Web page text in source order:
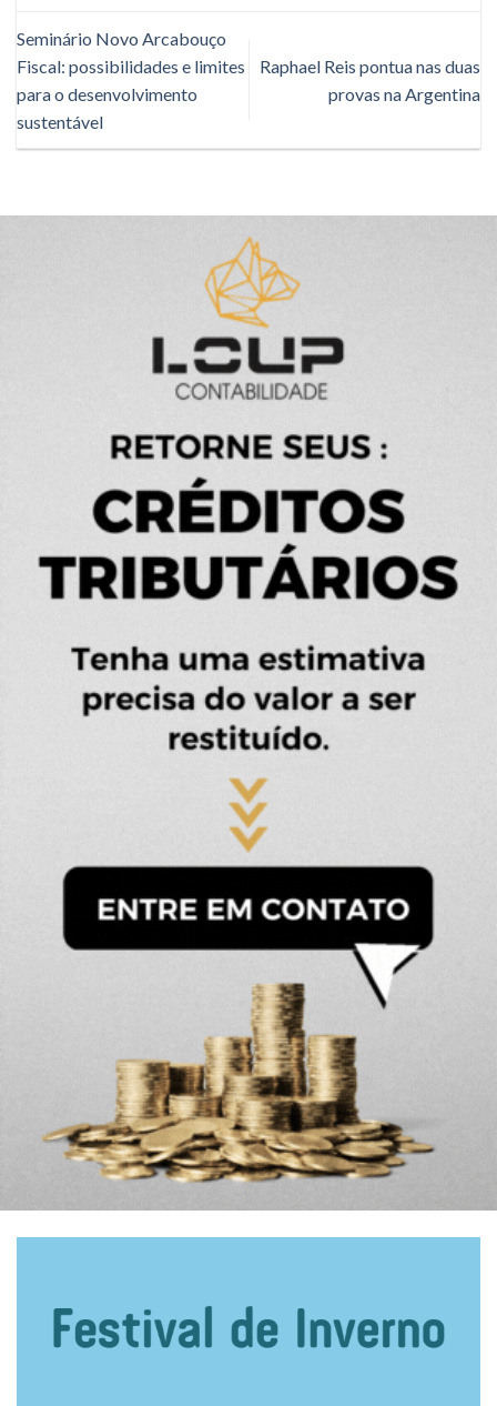
Seminário Novo Arcabouço
Fiscal: possibilidades e limites
para o desenvolvimento
sustentável
Raphael Reis pontua nas duas
provas na Argentina